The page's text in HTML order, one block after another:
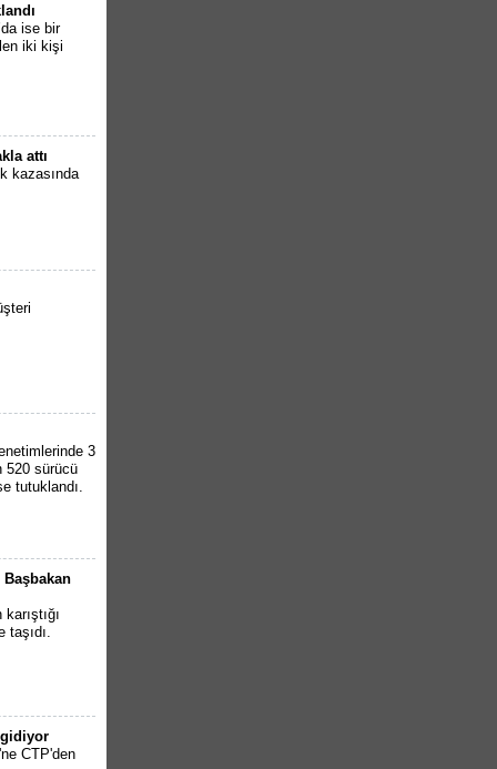
ise bir
iki kişi
attı
kazasında
3
520 sürücü
tutuklandı.
taşıdı.
gidiyor
CTP'den